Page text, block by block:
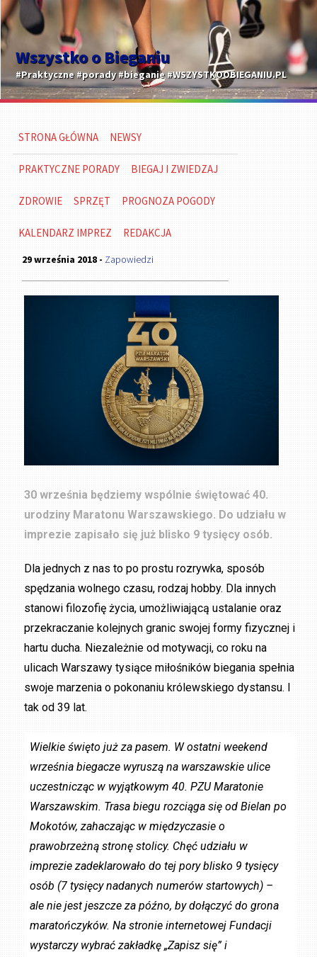
Wszystko o Bieganiu
#Praktyczne #porady #bieganie #WSZYSTKOOBIEGANIU.PL
STRONA GŁÓWNA NEWSY
PRAKTYCZNE PORADY BIEGAJ I ZWIEDZAJ
ZDROWIE SPRZĘT PROGNOZA POGODY
KALENDARZ IMPREZ REDAKCJA
29 września 2018 - Zapowiedzi
30 września będziemy wspólnie świętować 40.
urodziny Maratonu Warszawskiego. Do udziału w
imprezie zapisało się już blisko 9 tysięcy osób.
Dla jednych z nas to po prostu rozrywka, sposób
spędzania wolnego czasu, rodzaj hobby. Dla innych
stanowi filozofię życia, umożliwiającą ustalanie oraz
przekraczanie kolejnych granic swojej formy fizycznej i
hartu ducha. Niezależnie od motywacji, co roku na
ulicach Warszawy tysiące miłośników biegania spełnia
swoje marzenia o pokonaniu królewskiego dystansu. I
tak od 39 lat.
Wielkie święto już za pasem. W ostatni weekend
września biegacze wyruszą na warszawskie ulice
uczestnicząc w wyjątkowym 40. PZU Maratonie
Warszawskim. Trasa biegu rozciąga się od Bielan po
Mokotów, zahaczając w międzyczasie o
prawobrzeżną stronę stolicy. Chęć udziału w
imprezie zadeklarowało do tej pory blisko 9 tysięcy
osób (7 tysięcy nadanych numerów startowych) –
ale nie jest jeszcze za późno, by dołączyć do grona
maratończyków. Na stronie internetowej Fundacji
wystarczy wybrać zakładkę „Zapisz się” i